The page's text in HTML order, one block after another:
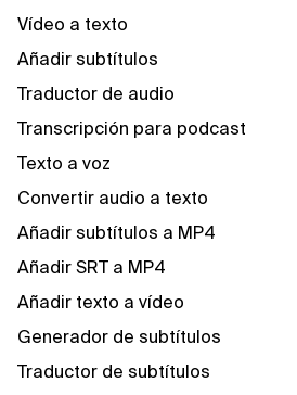
Vídeo a texto
Añadir subtítulos
Traductor de audio
Transcripción para podcast
Texto a voz
Convertir audio a texto
Añadir subtítulos a MP4
Añadir SRT a MP4
Añadir texto a vídeo
Generador de subtítulos
Traductor de subtítulos